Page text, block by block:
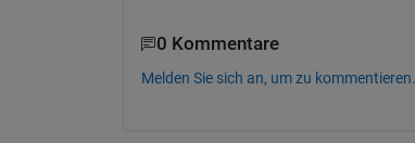
0 Kommentare
Melden Sie sich an, um zu kommentieren.